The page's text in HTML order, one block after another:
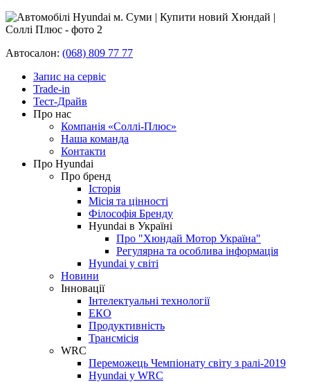
Автосалон: (068) 809 77 77
Запис на сервіс
Trade-in
Тест-Драйв
Про нас
Компанія «Соллі-Плюс»
Наша команда
Контакти
Про Hyundai
Про бренд
Історія
Місія та цінності
Філософія Бренду
Hyundai в Україні
Про "Хюндай Мотор Україна"
Регулярна та особлива інформація
Hyundai у світі
Новини
Інновації
Інтелектуальні технології
ЕКО
Продуктивність
Трансмісія
WRC
Переможець Чемпіонату світу з ралі-2019
Hyundai у WRC